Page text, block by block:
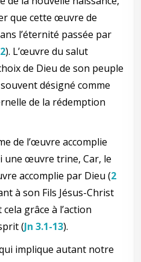
que cette œuvre de
l’éternité passée par
). L’œuvre du salut
de Dieu de son peuple
désigné comme
de la rédemption
de l’œuvre accomplie
une œuvre trine, Car, le
accomplie par Dieu (2
à son Fils Jésus-Christ
cela grâce à l’action
(Jn 3.1-13).
implique autant notre